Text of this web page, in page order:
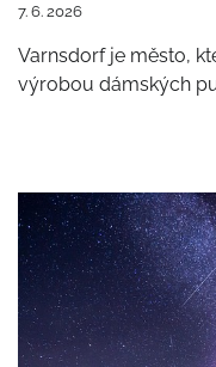
7. 6. 2026
Varnsdorf je město,
výrobou dámských